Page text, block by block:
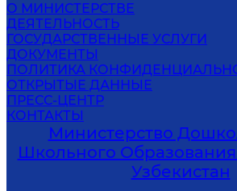
О МИНИСТЕРСТВЕ
ДЕЯТЕЛЬНОСТЬ
ГОСУДАРСТВЕННЫЕ УСЛУГИ
ДОКУМЕНТЫ
ПОЛИТИКА
ОТКРЫТЫЕ ДАННЫЕ
ПРЕСС-ЦЕНТР
КОНТАКТЫ
Министерство
Школьного
Узбекистан